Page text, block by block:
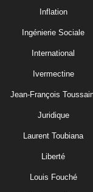
Inflation
Ingénierie Sociale
International
Ivermectine
Jean-François
Juridique
Laurent Toubiana
Liberté
Louis Fouché